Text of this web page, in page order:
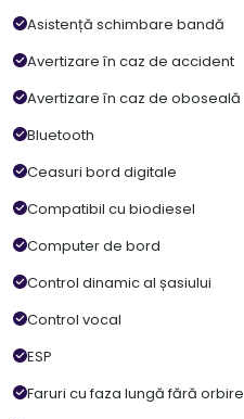
Asistență schimbare bandă
Avertizare în caz de accident
Avertizare în caz de oboseală
Bluetooth
Ceasuri bord digitale
Compatibil cu biodiesel
Computer de bord
Control dinamic al șasiului
Control vocal
ESP
Faruri cu faza lungă fără orbire